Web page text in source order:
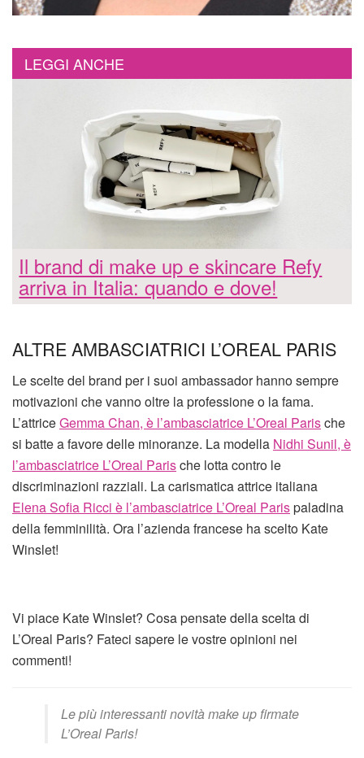
LEGGI ANCHE
Il brand di make up e skincare Refy
arriva in Italia: quando e dove!
ALTRE AMBASCIATRICI L’OREAL PARIS
Le scelte del brand per i suoi ambassador hanno sempre
motivazioni che vanno oltre la professione o la fama.
L’attriceGemma Chan, è l’ambasciatrice L’Oreal Parische
si batte a favore delle minoranze. La modella Nidhi Sunil, è
l’ambasciatrice L’Oreal Parische lotta contro le
discriminazioni razziali. La carismatica attrice italiana
Elena Sofia Ricci è l’ambasciatrice L’Oreal Parispaladina
della femminilità. Ora l’azienda francese ha scelto Kate
Winslet!
Vi piace Kate Winslet? Cosa pensate della scelta di
L’Oreal Paris? Fateci sapere le vostre opinioni nei
commenti!
Le più interessanti novità make up firmate
L’Oreal Paris!